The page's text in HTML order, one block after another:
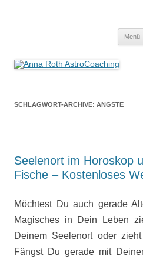
Menü
SCHLAGWORT-ARCHIVE: ÄNGSTE
Seelenort im Horoskop
Fische – Kostenloses
Möchtest Du auch gerade
Magisches in Dein Leben
Deinem Seelenort oder
Fängst Du gerade mit